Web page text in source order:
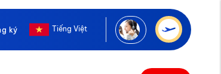
ký Tiếng Việt